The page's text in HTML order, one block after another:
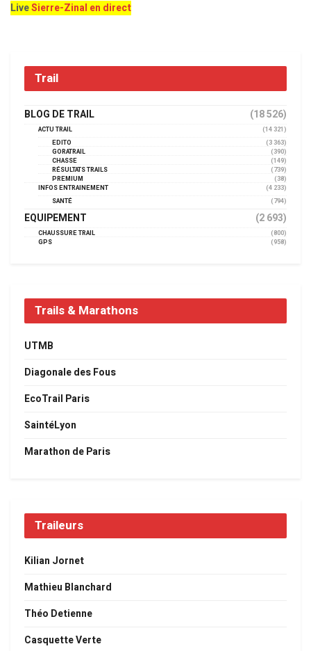
LiveSierre-Zinal en direct
Trail
BLOG DE TRAIL (18 526)
ACTU TRAIL
(14 321)
EDITO
(3 363)
GORATRAIL
(390)
CHASSE
(149)
RÉSULTATS TRAILS
(739)
PREMIUM
(38)
INFOS ENTRAINEMENT
(4 233)
SANTÉ
(794)
EQUIPEMENT (2 693)
CHAUSSURE TRAIL
(800)
GPS
(958)
Trails & Marathons
UTMB
Diagonale des Fous
EcoTrail Paris
SaintéLyon
Marathon de Paris
Traileurs
Kilian Jornet
Mathieu Blanchard
Théo Detienne
Casquette Verte